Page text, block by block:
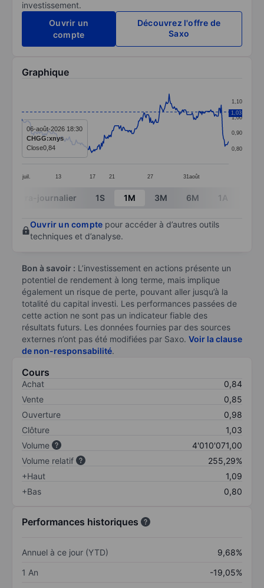
investissement.
Ouvrir un
compte
Découvrez l'offre de
Saxo
Graphique
Line chart with 279 data points.
The chart has 1 X axis displaying categories.
The chart has 1 Y axis displaying values. Data ranges
juil. 13 17 21 27 31août
0,80
0,90
1,00
1,10
1,03
06-août-2026 18:30
CHGG:xnys
Close0,84
End of interactive chart.
Intra-journalier 1S 1M 3M 6M 1A
Ouvrir un compte pour accéder à d’autres outils
techniques et d’analyse.
Bon à savoir : L’investissement en actions présente un
potentiel de rendement à long terme, mais implique
également un risque de perte, pouvant aller jusqu’à la
totalité du capital investi. Les performances passées de
cette action ne sont pas un indicateur fiable des
résultats futurs. Les données fournies par des sources
externes n’ont pas été modifiées par Saxo. Voir la clause
de non-responsabilité.
Cours
Achat
0,84
Vente
0,85
Ouverture
0,98
Clôture
1,03
Volume
4'010'071,00
Volume relatif
255,29%
+Haut
1,09
+Bas
0,80
Performances historiques
Annuel à ce jour (YTD)
9,68%
1 An
-19,05%